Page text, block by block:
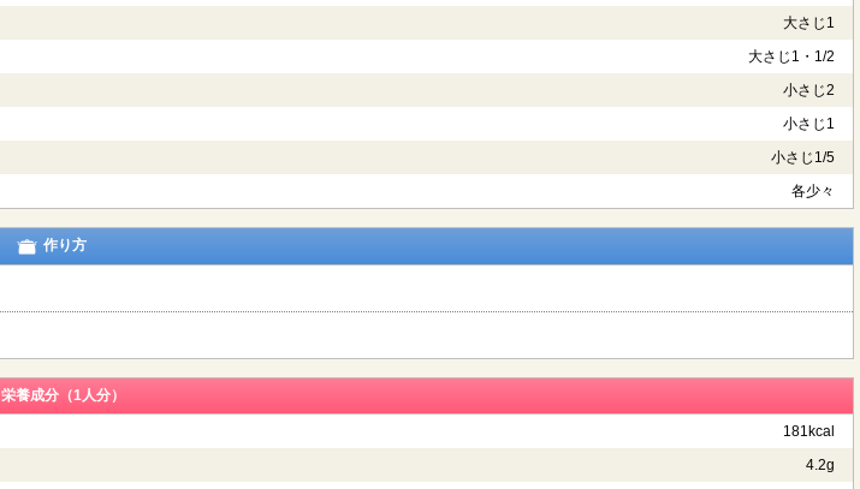
大さじ1
大さじ1・1/2
小さじ2
小さじ1
小さじ1/5
各少々
作り方
栄養成分（1人分）
181kcal
4.2g